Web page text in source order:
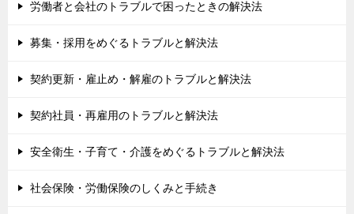
労働者と会社のトラブルで困ったときの解決法
募集・採用をめぐるトラブルと解決法
契約更新・雇止め・解雇のトラブルと解決法
契約社員・再雇用のトラブルと解決法
安全衛生・子育て・介護をめぐるトラブルと解決法
社会保険・労働保険のしくみと手続き